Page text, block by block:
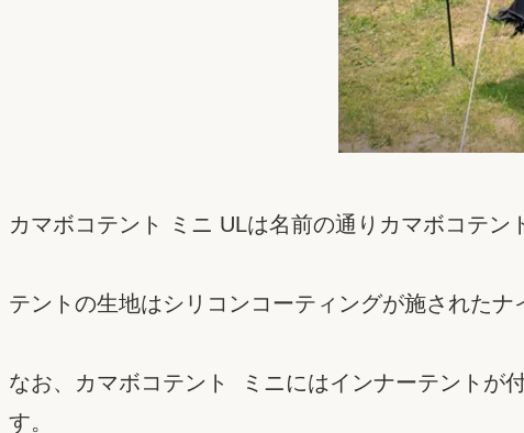
カマボコテント ミニ ULは名前の通りカマボコテン
テントの生地はシリコンコーティングが施された
なお、カマボコテント ミニにはインナーテントが
す。